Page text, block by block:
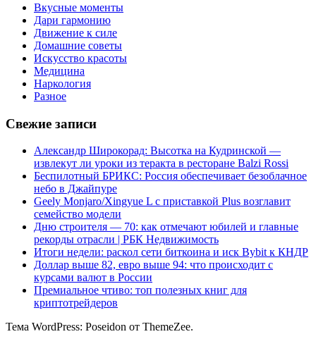
Вкусные моменты
Дари гармонию
Движение к силе
Домашние советы
Искусство красоты
Медицина
Наркология
Разное
Свежие записи
Александр Широкорад: Высотка на Кудринской —
извлекут ли уроки из теракта в ресторане Balzi Rossi
Беспилотный БРИКС: Россия обеспечивает безоблачное
небо в Джайпуре
Geely Monjaro/Xingyue L с приставкой Plus возглавит
семейство модели
Дню строителя — 70: как отмечают юбилей и главные
рекорды отрасли | РБК Недвижимость
Итоги недели: раскол сети биткоина и иск Bybit к КНДР
Доллар выше 82, евро выше 94: что происходит с
курсами валют в России
Премиальное чтиво: топ полезных книг для
криптотрейдеров
Тема WordPress: Poseidon от ThemeZee.